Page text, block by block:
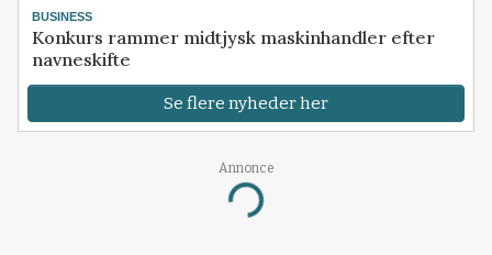
BUSINESS
Konkurs rammer midtjysk maskinhandler efter
navneskifte
Se flere nyheder her
Annonce
Loading...